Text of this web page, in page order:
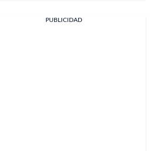
PUBLICIDAD